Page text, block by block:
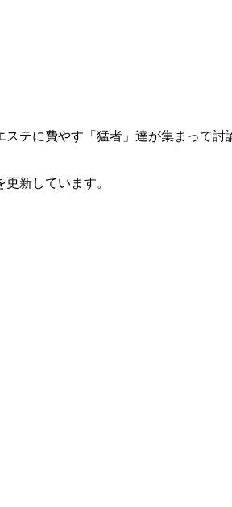
テに費やす「猛者」達が集まって討
新しています。